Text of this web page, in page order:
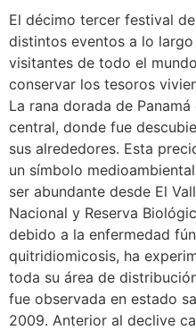
El décimo tercer festival
distintos eventos a lo
visitantes de todo el
conservar los tesoros
La rana dorada de
central, donde fue
sus alrededores. Esta
un símbolo
ser abundante desde El
Nacional y Reserva
debido a la enfermedad
quitridiomicosis, ha
toda su área de
fue observada en estado
2009. Anterior al declive